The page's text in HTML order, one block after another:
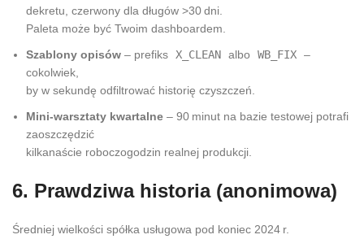
dekretu, czerwony dla długów >30 dni.
Paleta może być Twoim dashboardem.
Szablony opisów – prefiks X_CLEAN albo WB_FIX –
cokolwiek,
by w sekundę odfiltrować historię czyszczeń.
Mini‑warsztaty kwartalne – 90 minut na bazie testowej potrafi
zaoszczędzić
kilkanaście roboczogodzin realnej produkcji.
6. Prawdziwa historia (anonimowa)
Średniej wielkości spółka usługowa pod koniec 2024 r.